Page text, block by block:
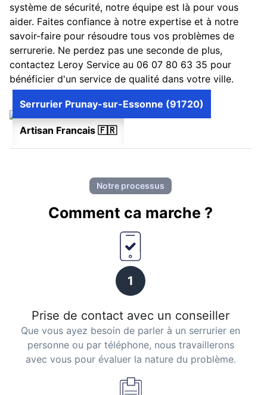
système de sécurité, notre équipe est là pour vous
aider. Faites confiance à notre expertise et à notre
savoir-faire pour résoudre tous vos problèmes de
serrurerie. Ne perdez pas une seconde de plus,
contactez Leroy Service au 06 07 80 63 35 pour
bénéficier d'un service de qualité dans votre ville.
Artisan Francais 🇫🇷
Serrurier Prunay-sur-Essonne (91720)
Notre processus
Comment ca marche ?
1
Prise de contact avec un conseiller
Que vous ayez besoin de parler à un serrurier en
personne ou par téléphone, nous travaillerons
avec vous pour évaluer la nature du problème.